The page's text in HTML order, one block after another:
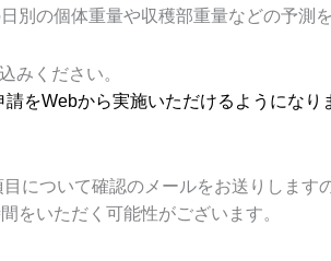
別の個体重量や収穫部重量などの予測を
みください。
請をWebから実施いただけるようになり
目について確認のメールをお送りします
をいただく可能性がございます。